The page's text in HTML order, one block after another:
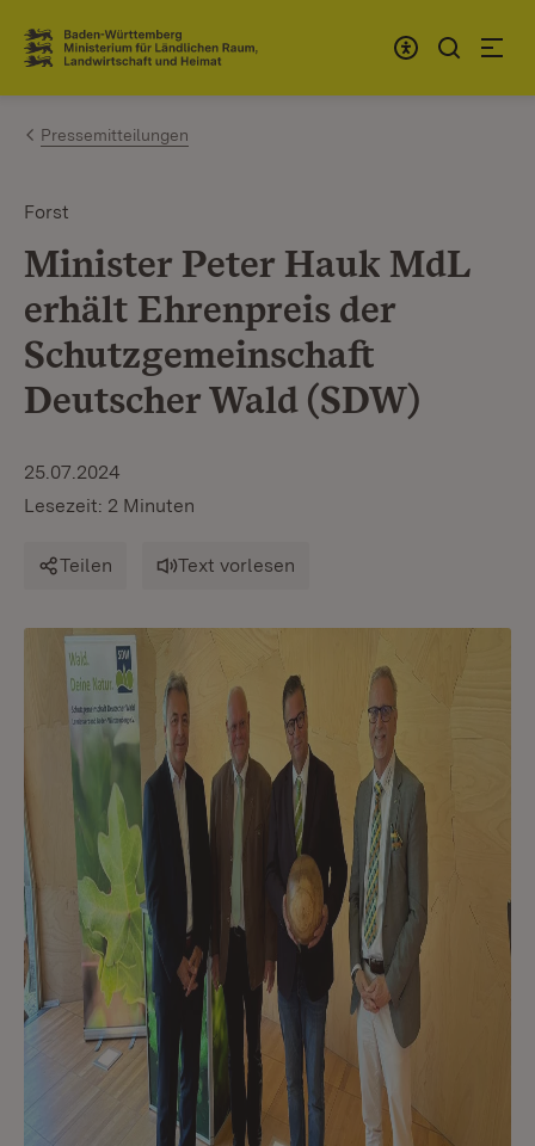
Zum Inhalt springen
Link zur Startseite
Pressemitteilungen
Forst
Minister Peter Hauk MdL
erhält Ehrenpreis der
Schutzgemeinschaft
Deutscher Wald (SDW)
25.07.2024
Lesezeit: 2 Minuten
Teilen Text vorlesen